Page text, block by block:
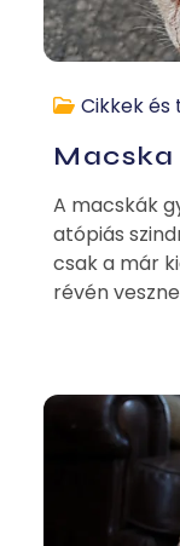
Cikkek és
A macskák
atópiás
csak a már
révén